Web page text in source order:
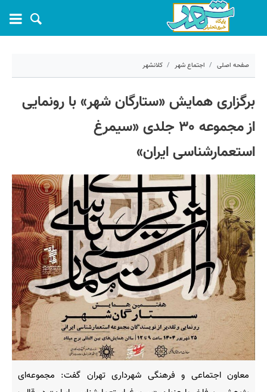
صفحه اصلی اجتماع شهر کلانشهر
کد مطلب:
برگزاری همایش «ستارگان شهر» با رونمایی
از مجموعه ۳۰ جلدی «سیمرغ
استعمارشناسی ایران»
معاون اجتماعی و فرهنگی شهرداری تهران گفت: مجموعه‌ای